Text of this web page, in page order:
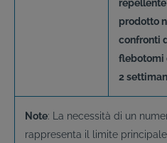
prodotto
confronti
flebotomi
2
Note: La necessità di un
rappresenta il limite